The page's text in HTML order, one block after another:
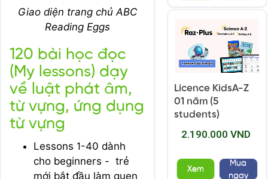
Giao diện trang chủ ABC
Reading Eggs
120 bài học đọc
(My lessons) dạy
về luật phát âm,
từ vựng, ứng dụng
từ vựng
Lessons 1-40 dành
cho beginners - trẻ
mới bắt đầu làm quen
Licence KidsA-Z
01 năm (5
students)
2.190.000 VND
Xem
Mua
ngay